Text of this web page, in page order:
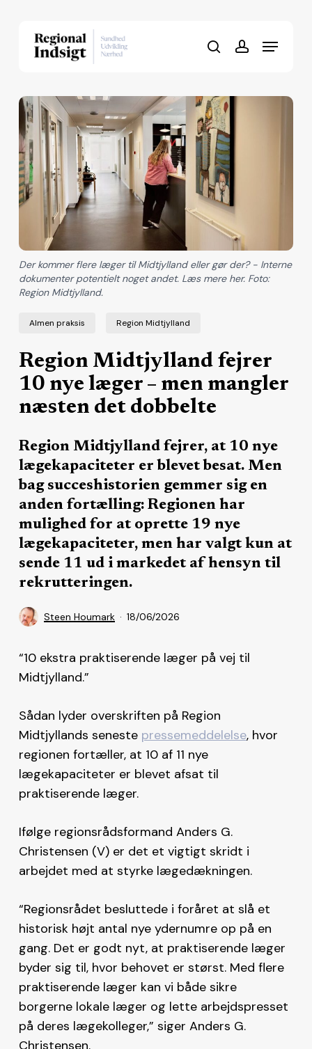
searchaccount
Menu
Almen praksis Region Midtjylland
Region Midtjylland fejrer
10 nye læger – men mangler
næsten det dobbelte
Region Midtjylland fejrer, at 10 nye
lægekapaciteter er blevet besat. Men
bag succeshistorien gemmer sig en
anden fortælling: Regionen har
mulighed for at oprette 19 nye
lægekapaciteter, men har valgt kun at
sende 11 ud i markedet af hensyn til
rekrutteringen.
Steen Houmark 18/06/2026
Der kommer flere læger til Midtjylland eller gør der? - Interne
dokumenter potentielt noget andet. Læs mere her. Foto:
Region Midtjylland.
“10 ekstra praktiserende læger på vej til
Midtjylland.”
Sådan lyder overskriften på Region
Midtjyllands seneste pressemeddelelse, hvor
regionen fortæller, at 10 af 11 nye
lægekapaciteter er blevet afsat til
praktiserende læger.
Ifølge regionsrådsformand Anders G.
Christensen (V) er det et vigtigt skridt i
arbejdet med at styrke lægedækningen.
“Regionsrådet besluttede i foråret at slå et
historisk højt antal nye ydernumre op på en
gang. Det er godt nyt, at praktiserende læger
byder sig til, hvor behovet er størst. Med flere
praktiserende læger kan vi både sikre
borgerne lokale læger og lette arbejdspresset
på deres lægekolleger,” siger Anders G.
Christensen.
Close